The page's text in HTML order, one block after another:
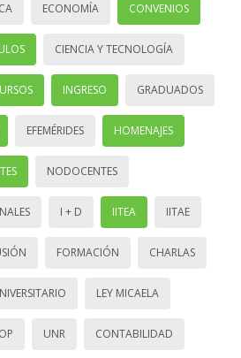
ECONOMÍA CONVENIOS
CIENCIA Y TECNOLOGÍA
INGRESO GRADUADOS
EFEMÉRIDES HOMENAJES
NODOCENTES
I + D IITEA IITAE
FORMACIÓN CHARLAS
LEY MICAELA
UNR CONTABILIDAD